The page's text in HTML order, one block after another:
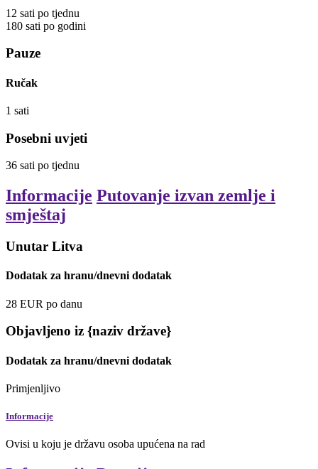
12 sati po tjednu
180 sati po godini
Pauze
Ručak
1 sati
Posebni uvjeti
36 sati po tjednu
Informacije Putovanje izvan zemlje i
smještaj
Unutar Litva
Dodatak za hranu/dnevni dodatak
28 EUR po danu
Objavljeno iz {naziv države}
Dodatak za hranu/dnevni dodatak
Primjenljivo
Informacije
Ovisi u koju je državu osoba upućena na rad